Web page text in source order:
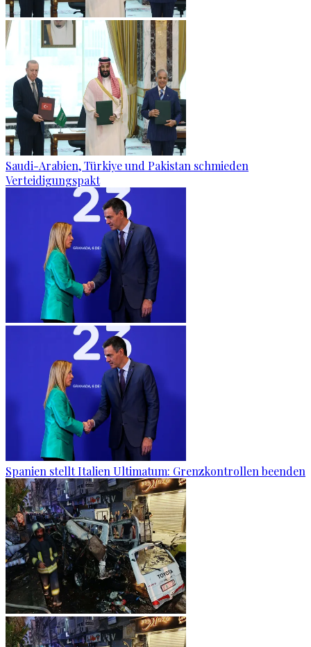
Saudi-Arabien, Türkiye und Pakistan schmieden
Verteidigungspakt
Spanien stellt Italien Ultimatum: Grenzkontrollen beenden